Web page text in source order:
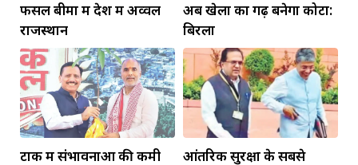
फसल बीमा में देश में अव्वल
राजस्थान
अब खेलों का गढ़ बनेगा कोटा:
बिरला
टोंक में संभावनाओं की कमी
आंतरिक सुरक्षा के सबसे